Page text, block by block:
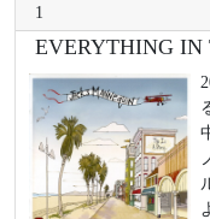
1
EVERYTHING IN